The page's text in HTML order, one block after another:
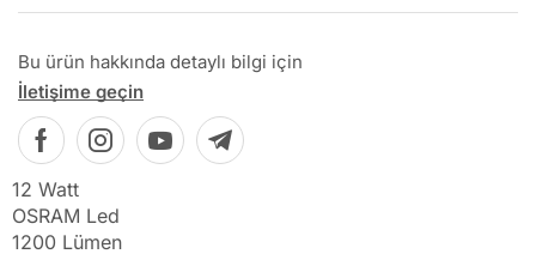
Bu ürün hakkında detaylı bilgi için
İletişime geçin
12 Watt
OSRAM Led
1200 Lümen